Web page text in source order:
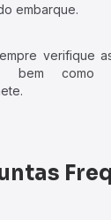
embarque.
verifique
bem como